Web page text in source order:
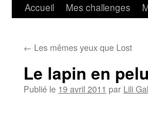
Aller
contenu
Accueil Mes challenges
← Les mêmes yeux que Lost
Le lapin en
Publié le 19 avril 2011 par Lili